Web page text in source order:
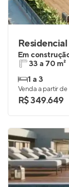
Em
33 a 70 m²
1 a 3
Venda a partir de
R$ 349.649